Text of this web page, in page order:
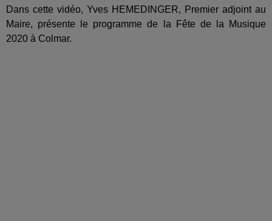
Dans cette vidéo, Yves HEMEDINGER, Premier adjoint au
Maire, présente le programme de la Fête de la Musique
2020 à Colmar.